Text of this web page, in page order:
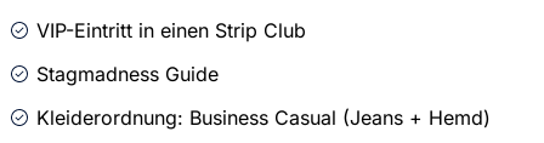
VIP-Eintritt in einen Strip Club
Stagmadness Guide
Kleiderordnung: Business Casual (Jeans + Hemd)